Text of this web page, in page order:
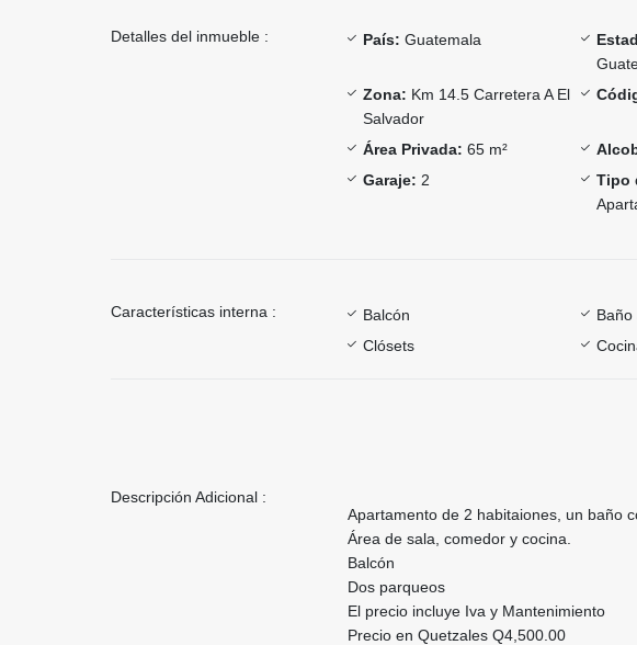
Detalles del inmueble : País: Guatemala
Zona: Km 14.5 Carretera A El
Salvador
Área Privada: 65 m²
Garaje: 2
Tipo
Características interna : Balcón Baño
Clósets
Descripción Adicional :
Apartamento de 2 habitaiones, un baño
Área de sala, comedor y cocina.
Balcón
Dos parqueos
El precio incluye Iva y Mantenimiento
Precio en Quetzales Q4,500.00